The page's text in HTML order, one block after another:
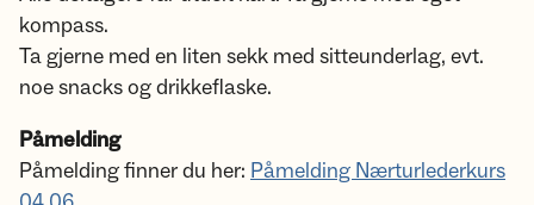
kompass.
Ta gjerne med en liten sekk med sitteunderlag, evt.
noe snacks og drikkeflaske.
Påmelding
Påmelding finner du her: Påmelding Nærturlederkurs